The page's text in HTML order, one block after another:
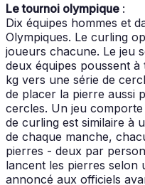
Le tournoi olympique :
Dix équipes hommes et
Olympiques. Le curling
joueurs chacune. Le jeu
deux équipes poussent
kg vers une série de
de placer la pierre aussi
cercles. Un jeu
de curling est similaire à
de chaque manche,
pierres - deux par
lancent les pierres selon
annoncé aux officiels